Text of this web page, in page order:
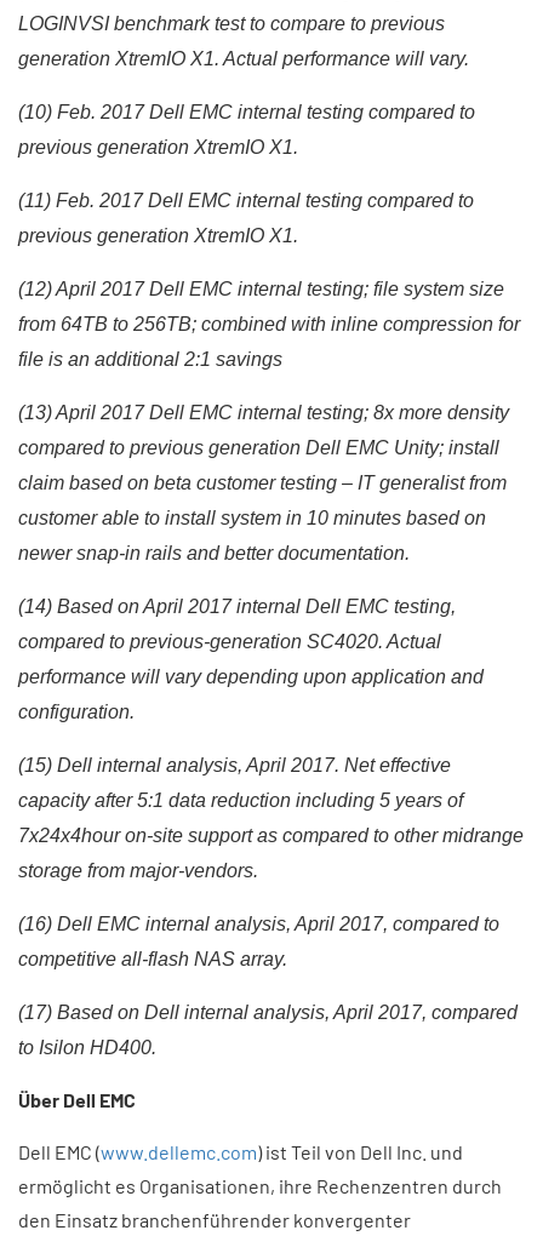
LOGINVSI benchmark test to compare to previous
generation XtremIO X1. Actual performance will vary.
(10) Feb. 2017 Dell EMC internal testing compared to
previous generation XtremIO X1.
(11) Feb. 2017 Dell EMC internal testing compared to
previous generation XtremIO X1.
(12) April 2017 Dell EMC internal testing; file system size
from 64TB to 256TB; combined with inline compression for
file is an additional 2:1 savings
(13) April 2017 Dell EMC internal testing; 8x more density
compared to previous generation Dell EMC Unity; install
claim based on beta customer testing – IT generalist from
customer able to install system in 10 minutes based on
newer snap-in rails and better documentation.
(14) Based on April 2017 internal Dell EMC testing,
compared to previous-generation SC4020. Actual
performance will vary depending upon application and
configuration.
(15) Dell internal analysis, April 2017. Net effective
capacity after 5:1 data reduction including 5 years of
7x24x4hour on-site support as compared to other midrange
storage from major-vendors.
(16) Dell EMC internal analysis, April 2017, compared to
competitive all-flash NAS array.
(17) Based on Dell internal analysis, April 2017, compared
to Isilon HD400.
Über Dell EMC
Dell EMC (www.dellemc.com) ist Teil von Dell Inc. und
ermöglicht es Organisationen, ihre Rechenzentren durch
den Einsatz branchenführender konvergenter